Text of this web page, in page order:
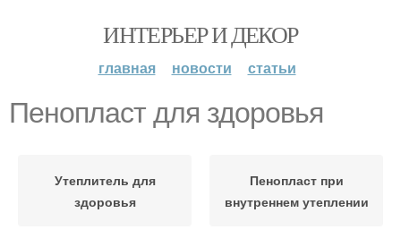
ИНТЕРЬЕР И ДЕКОР
главная новости статьи
Пенопласт для здоровья
Утеплитель для
здоровья
Пенопласт при
внутреннем утеплении